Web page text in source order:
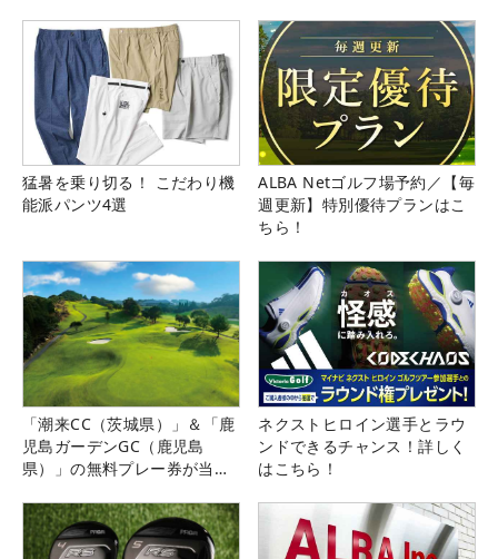
猛暑を乗り切る！ こだわり機
能派パンツ4選
ALBA Netゴルフ場予約／【毎
週更新】特別優待プランはこ
ちら！
「潮来CC（茨城県）」＆「鹿
児島ガーデンGC（鹿児島
県）」の無料プレー券が当た
ネクストヒロイン選手とラウ
ンドできるチャンス！詳しく
はこちら！